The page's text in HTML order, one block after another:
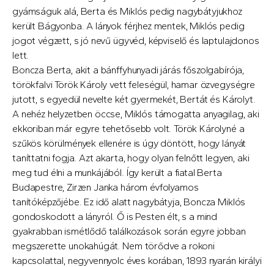
gyámságuk alá, Berta és Miklós pedig nagybátyjukhoz
került Bágyonba. A lányok férjhez mentek, Miklós pedig
jogot végzett, s jó nevű ügyvéd, képviselő és laptulajdonos
lett.
Boncza Berta, akit a bánffyhunyadi járás főszolgabírója,
törökfalvi Török Károly vett feleségül, hamar özvegységre
jutott, s egyedül nevelte két gyermekét, Bertát és Károlyt.
A nehéz helyzetben öccse, Miklós támogatta anyagilag, aki
ekkoriban már egyre tehetősebb volt. Török Károlyné a
szűkös körülmények ellenére is úgy döntött, hogy lányát
taníttatni fogja. Azt akarta, hogy olyan felnőtt legyen, aki
meg tud élni a munkájából. Így került a fiatal Berta
Budapestre, Zirzen Janka három évfolyamos
tanítóképzőjébe. Ez idő alatt nagybátyja, Boncza Miklós
gondoskodott a lányról. Ő is Pesten élt, s a mind
gyakrabban ismétlődő találkozások során egyre jobban
megszerette unokahúgát. Nem törődve a rokoni
kapcsolattal, negyvennyolc éves korában, 1893 nyarán királyi